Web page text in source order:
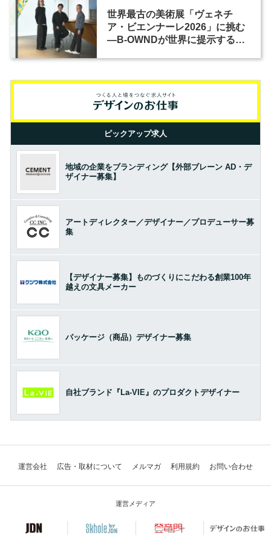
世界最古の美術展「ヴェネチ
ア・ビエンナーレ2026」に挑む
―B-OWNDが世界に提示する美
ピックアップ求人
地域の企業をブランディング【外部ブレーン AD・デ
ザイナー募集】
アートディレクター／デザイナー／プロデューサー募
集
【デザイナー募集】ものづくりにこだわる創業100年
越えの文具メーカー
パッケージ（商品）デザイナー募集
自社ブランド『La-VIE』のプロダクトデザイナー
運営会社 広告・取材について メルマガ 利用規約 お問い合わせ
運営メディア